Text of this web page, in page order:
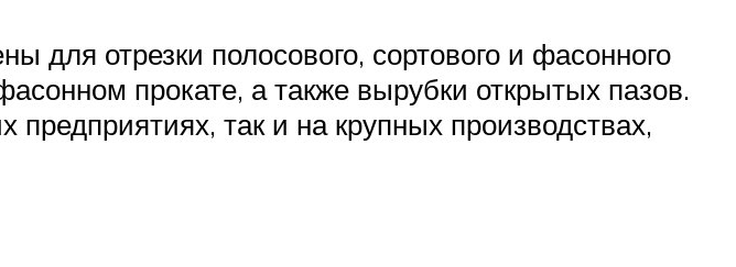
отрезки полосового, сортового и фасонного
прокате, а также вырубки открытых пазов.
так и на крупных производствах,